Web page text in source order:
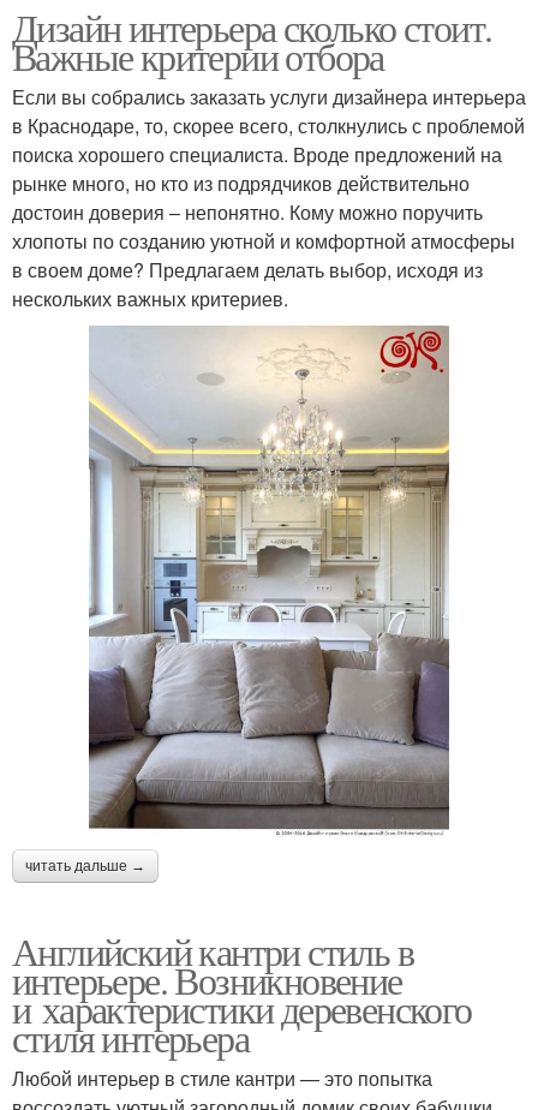
Дизайн интерьера сколько стоит.
Важные критерии отбора
Если вы собрались заказать услуги дизайнера интерьера
в Краснодаре, то, скорее всего, столкнулись с проблемой
поиска хорошего специалиста. Вроде предложений на
рынке много, но кто из подрядчиков действительно
достоин доверия – непонятно. Кому можно поручить
хлопоты по созданию уютной и комфортной атмосферы
в своем доме? Предлагаем делать выбор, исходя из
нескольких важных критериев.
читать дальше →
Английский кантри стиль в
интерьере. Возникновение
и характеристики деревенского
стиля интерьера
Любой интерьер в стиле кантри — это попытка